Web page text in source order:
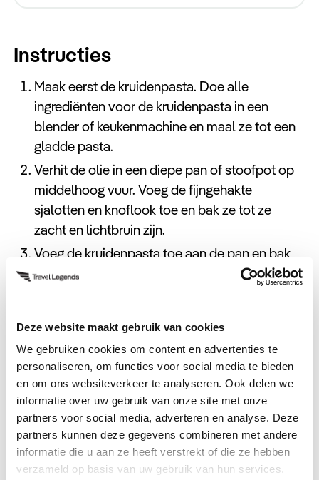
Deze website maakt gebruik van cookies
We gebruiken cookies om content en advertenties te
personaliseren, om functies voor social media te bieden
en om ons websiteverkeer te analyseren. Ook delen we
informatie over uw gebruik van onze site met onze
partners voor social media, adverteren en analyse. Deze
partners kunnen deze gegevens combineren met andere
informatie die u aan ze heeft verstrekt of die ze hebben
verzameld op basis van uw gebruik van hun services.
4 teentjes knoflook, fijngehakt
2 stengels citroengras, gekneusd
4 kaffir limoenblaadjes
2 salamblaadjes (Indonesische
laurierblaadjes)
400 ml kokosmelk
2 eetlepels olie
Zout naar smaak
6 rode pepers, zonder zaadjes
6 sjalotten, gepeld
4 teentjes knoflook, gepeld
2 cm verse gember, geschild
2 cm verse galangal (laos), geschild
2 cm verse kurkuma, geschild (of 1 theelepel
kurkumapoeder)
2 theelepels korianderzaadjes
1 theelepel komijnzaadjes
1 theelepel venkelzaadjes
4 kemirinoten (optioneel)
2 theelepels palmsuiker (of bruine suiker)
Zout naar smaak
Instructies
Maak eerst de kruidenpasta. Doe alle
ingrediënten voor de kruidenpasta in een
blender of keukenmachine en maal ze tot een
gladde pasta.
Verhit de olie in een diepe pan of stoofpot op
middelhoog vuur. Voeg de fijngehakte
sjalotten en knoflook toe en bak ze tot ze
zacht en lichtbruin zijn.
Voeg de kruidenpasta toe aan de pan en bak
het geheel enkele minuten tot de aroma’s
vrijkomen.
vlees aan alle kanten bruin.
Voeg de gekneusde citroengras, kaffir
limoenblaadjes, salamblaadjes en kokosmelk
toe aan de pan. Roer alles goed door elkaar.
Breng het geheel aan de kook en zet het vuur
daarna laag. Laat de rendang sudderen op laag
vuur, met de deksel op de pan, gedurende 3-4